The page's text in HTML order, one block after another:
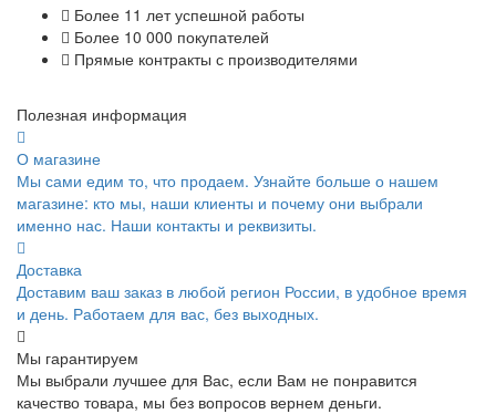
Более 11 лет успешной работы
Более 10 000 покупателей
Прямые контракты с производителями
Полезная информация
О магазине
Мы сами едим то, что продаем. Узнайте больше о нашем
магазине: кто мы, наши клиенты и почему они выбрали
именно нас. Наши контакты и реквизиты.
Доставка
Доставим ваш заказ в любой регион России, в удобное время
и день. Работаем для вас, без выходных.
Мы гарантируем
Мы выбрали лучшее для Вас, если Вам не понравится
качество товара, мы без вопросов вернем деньги.